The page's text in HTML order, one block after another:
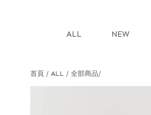
ALL NEW
首頁 ALL / 全部商品